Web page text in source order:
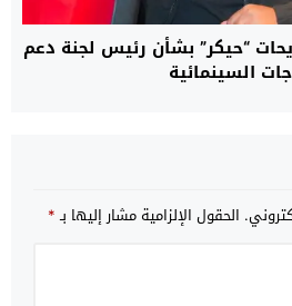
“حيكر” بشأن رئيس لجنة دعم
السينمائية
الحقول الإلزامية مشار إليها بـ*